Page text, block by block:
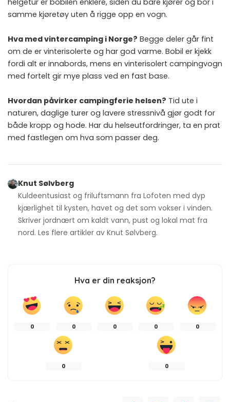
samme kjøretøy uten å rigge opp en vogn.
Hva med vintercamping i Norge? Begge deler går fint
om de er vinterisolerte og har god varme. Bobil er kjekk
fordi alt er innabords, mens en vinterisolert campingvogn
med fortelt gir mye plass ved en fast base.
Hvordan påvirker campingferie helsen? Tid ute i
naturen, daglige turer og lavere stressnivå gjør godt for
både kropp og hode. Har du helseutfordringer, ta en prat
med fastlegen om hva som passer deg.
Knut Sølvberg
Kuldeentusiast og friluftsmann fra Lofoten med dyp
kjærlighet til kysten, havet og det som vokser i vinden.
Skriver jordnært om kaldt vann, pust og lokal mat fra
nord. Les flere artikler avKnut Sølvberg.
Hva er din reaksjon?
0 0 0 0 0
0 0